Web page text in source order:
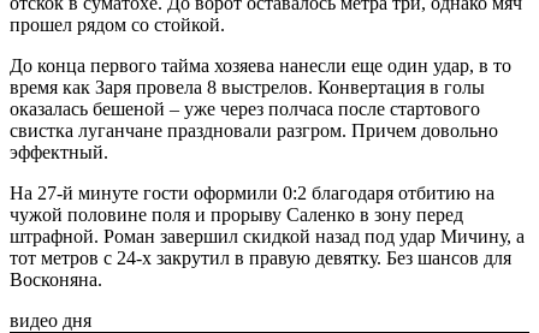
прошел рядом со стойкой.
До конца первого тайма хозяева нанесли еще один удар, в то
время как Заря провела 8 выстрелов. Конвертация в голы
оказалась бешеной – уже через полчаса после стартового
свистка луганчане праздновали разгром. Причем довольно
эффектный.
На 27-й минуте гости оформили 0:2 благодаря отбитию на
чужой половине поля и прорыву Саленко в зону перед
штрафной. Роман завершил скидкой назад под удар Мичину, а
тот метров с 24-х закрутил в правую девятку. Без шансов для
Восконяна.
видео дня